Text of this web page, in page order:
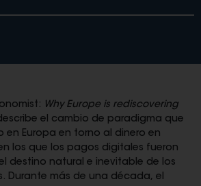
Why Europe is rediscovering
el cambio de paradigma que
en Europa en torno al dinero en
los que los pagos digitales fueron
destino natural e inevitable de los
Durante más de una década, el